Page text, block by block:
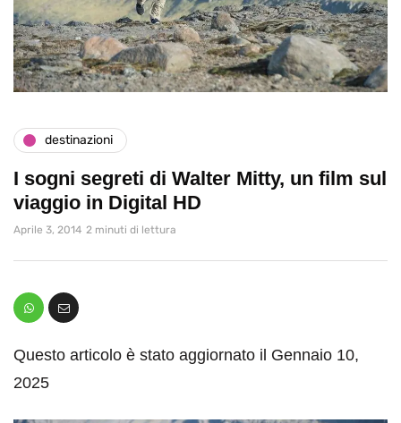
destinazioni
I sogni segreti di Walter Mitty, un film sul
viaggio in Digital HD
Aprile 3, 2014 2 minuti di lettura
Questo articolo è stato aggiornato il Gennaio 10,
2025